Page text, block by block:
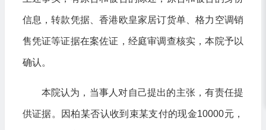
信息，转款凭据、香港欧皇家居订货单、格力空调销
售凭证等证据在案佐证，经庭审调查核实，本院予以
确认。
本院认为，当事人对自己提出的主张，有责任提
供证据。因柏某否认收到束某支付的现金10000元，